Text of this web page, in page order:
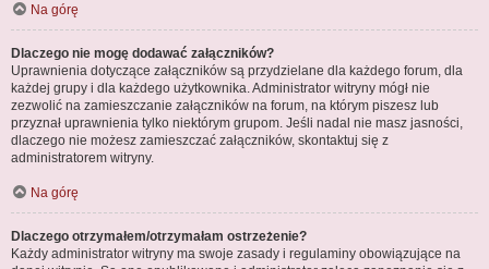
Na górę
Dlaczego nie mogę dodawać załączników?
Uprawnienia dotyczące załączników są przydzielane dla każdego forum, dla
każdej grupy i dla każdego użytkownika. Administrator witryny mógł nie
zezwolić na zamieszczanie załączników na forum, na którym piszesz lub
przyznał uprawnienia tylko niektórym grupom. Jeśli nadal nie masz jasności,
dlaczego nie możesz zamieszczać załączników, skontaktuj się z
administratorem witryny.
Na górę
Dlaczego otrzymałem/otrzymałam ostrzeżenie?
Każdy administrator witryny ma swoje zasady i regulaminy obowiązujące na